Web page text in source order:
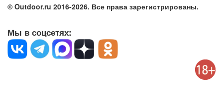
© Outdoor.ru 2016-2026. Все права зарегистрированы.
Мы в соцсетях: